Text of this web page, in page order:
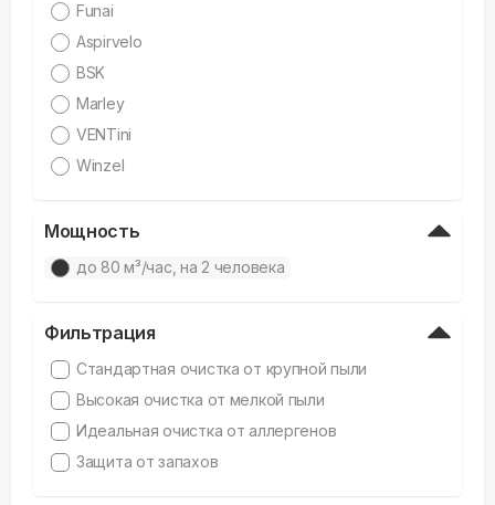
Funai
Aspirvelo
BSK
Marley
VENTini
Winzel
Мощность
дo 80 м³/час, на 2 человека
Фильтрация
Стандартная очистка от крупной пыли
Высокая очистка от мелкой пыли
Идеальная очистка от аллергенов
Защита от запахов